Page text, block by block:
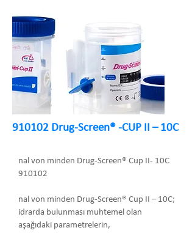
910102 Drug-Screen® -CUP II – 10C
nal von minden Drug-Screen® Cup II- 10C
910102
nal von minden Drug-Screen® Cup II – 10C;
idrarda bulunması muhtemel olan
aşağıdaki parametrelerin,